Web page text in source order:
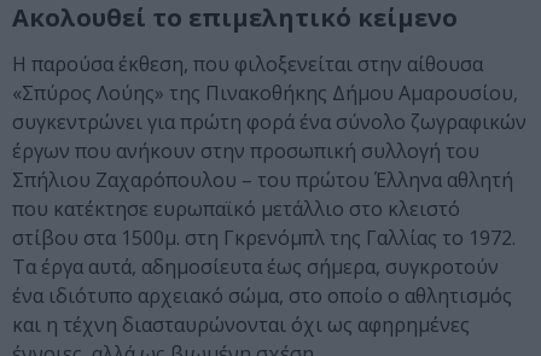
Ακολουθεί το επιμελητικό κείμενο
Η παρούσα έκθεση, που φιλοξενείται στην αίθουσα
«Σπύρος Λούης» της Πινακοθήκης Δήμου Αμαρουσίου,
συγκεντρώνει για πρώτη φορά ένα σύνολο ζωγραφικών
έργων που ανήκουν στην προσωπική συλλογή του
Σπήλιου Ζαχαρόπουλου – του πρώτου Έλληνα αθλητή
που κατέκτησε ευρωπαϊκό μετάλλιο στο κλειστό
στίβου στα 1500μ. στη Γκρενόμπλ της Γαλλίας το 1972.
Τα έργα αυτά, αδημοσίευτα έως σήμερα, συγκροτούν
ένα ιδιότυπο αρχειακό σώμα, στο οποίο ο αθλητισμός
και η τέχνη διασταυρώνονται όχι ως αφηρημένες